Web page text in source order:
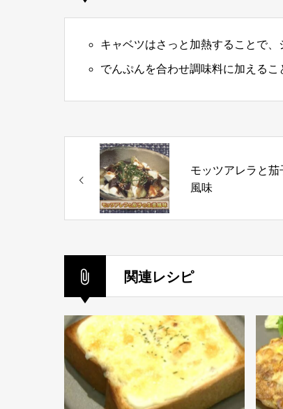
キャベツはさっと加熱することで、
でんぷんを合わせ調味料に加えるこ
モッツアレラと茄
風味
関連レシピ